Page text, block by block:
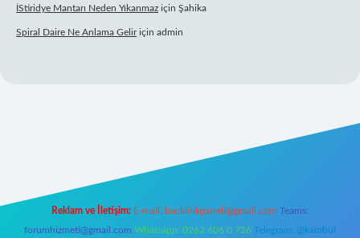
İStiridye Mantarı Neden Yıkanmaz için Şahika
Spiral Daire Ne Anlama Geliriçin admin
Reklam ve İletişim: E-mail: backlinkpaneli@gmail.com Teams:
forumhizmeti@gmail.com Whatsapp: 0262 606 0 726 Telegram: @karabul